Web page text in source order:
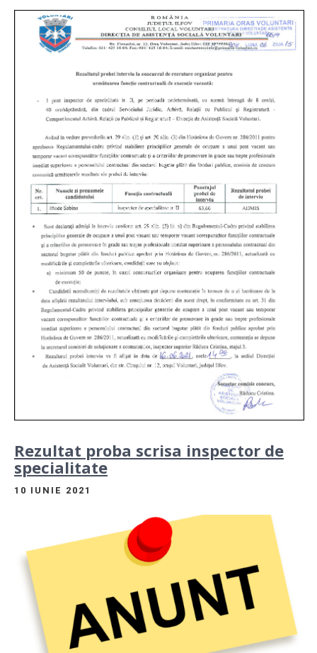
Rezultat proba scrisa inspector de
specialitate
10 IUNIE 2021